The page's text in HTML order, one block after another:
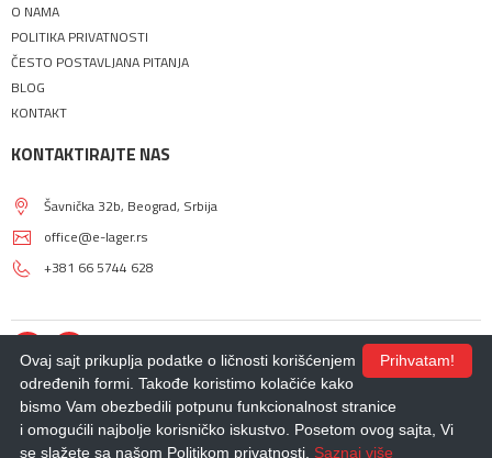
O NAMA
POLITIKA PRIVATNOSTI
ČESTO POSTAVLJANA PITANJA
BLOG
KONTAKT
KONTAKTIRAJTE NAS
Šavnička 32b, Beograd, Srbija
office@e-lager.rs
+381 66 5744 628
© 2018 - 2026 |E-LAGER. Sva prava zadržana.
Izdrada Internet prodavnice,Izrada sajta,Izrada mobilnih aplikacijaiSEO
optimizacija sajta - *nbgteam.com
Prihvatam!
Ovaj sajt prikuplja podatke o ličnosti korišćenjem
određenih formi. Takođe koristimo kolačiće kako
bismo Vam obezbedili potpunu funkcionalnost stranice
i omogućili najbolje korisničko iskustvo. Posetom ovog sajta, Vi
se slažete sa našom Politikom privatnosti. Saznaj više